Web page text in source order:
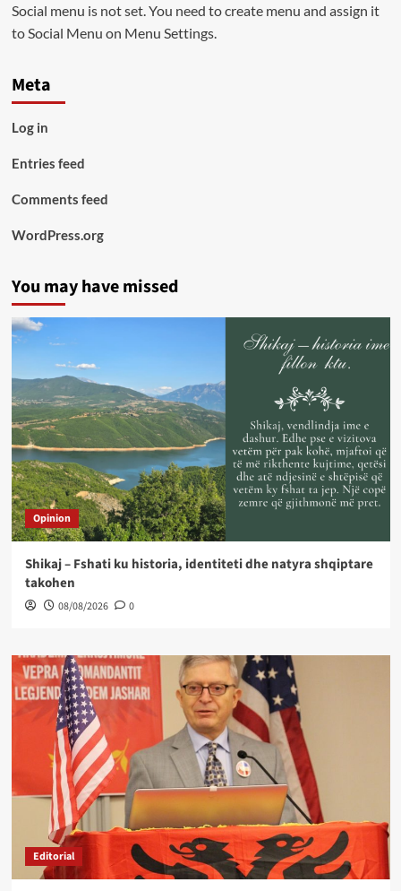
Social menu is not set. You need to create menu and assign it
to Social Menu on Menu Settings.
Meta
Log in
Entries feed
Comments feed
WordPress.org
You may have missed
Opinion
Shikaj – Fshati ku historia, identiteti dhe natyra shqiptare
takohen
08/08/2026 0
Editorial